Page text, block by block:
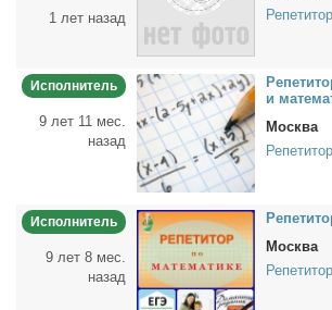
1 лет назад
Репетитор
Исполнитель
9 лет 11 мес.
назад
и
Москва
Репетитор
Исполнитель
9 лет 8 мес.
назад
Москва
Репетитор